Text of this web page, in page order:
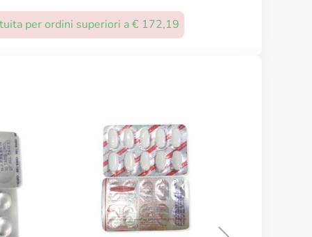
per ordini superiori a € 172,19
Ciprofloxacina